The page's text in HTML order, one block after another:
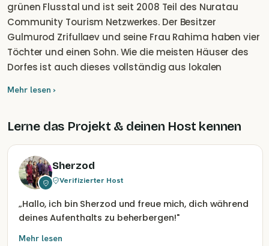
grünen Flusstal und ist seit 2008 Teil des Nuratau
Community Tourism Netzwerkes. Der Besitzer
Gulmurod Zrifullaev und seine Frau Rahima haben vier
Töchter und einen Sohn. Wie die meisten Häuser des
Dorfes ist auch dieses vollständig aus lokalen
denen bis zu sechzehn Personen untergebracht
werden können. In dem schönen, schattigen Garten
gibt es zwei Tapchans und einen gemütlichen Ayvan,
in dem du essen, entspannen oder sogar ein
Nickerchen machen kannst. Rahimas Familie stellt
Kurpachas (traditionelle Schlafmatratzen) her. An
heißen Tagen lädt ein Wasserreservoir vor dem Haus
zu einem Bad ein. Die köstlichen Gerichte, die in der
Mehr lesen ›
Lerne das Projekt & deinen Host kennen
Sherzod
Verifizierter Host
„Hallo, ich bin Sherzod und freue mich, dich während
deines Aufenthalts zu beherbergen!"
Mehr lesen